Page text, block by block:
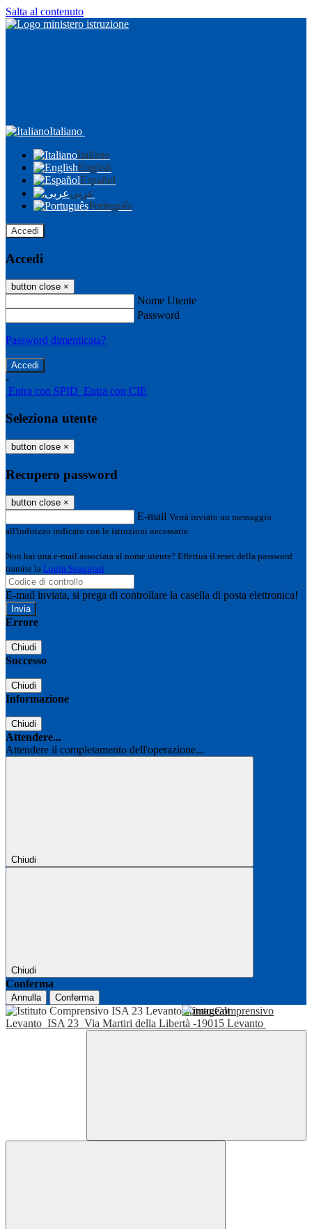
Salta al contenuto
Italiano
Italiano
English
Español
عربى
Português
Accedi
Accedi
button close ×
Nome Utente
Password
Password dimenticata?
-
Entra con SPID Entra con CIE
Seleziona utente
button close ×
Recupero password
button close ×
E-mail Verrà inviato un messaggio
all'indirizzo indicato con le istruzioni necessarie.
Non hai una e-mail associata al nome utente? Effettua il reset della password
tramite la Login Spaggiari
E-mail inviata, si prega di controllare la casella di posta elettronica!
Errore
Chiudi
Successo
Chiudi
Informazione
Chiudi
Attendere...
Attendere il completamento dell'operazione...
Chiudi
Chiudi
Conferma
Annulla Conferma
Istituto Comprensivo
Levanto ISA 23 Via Martiri della Libertà -19015 Levanto